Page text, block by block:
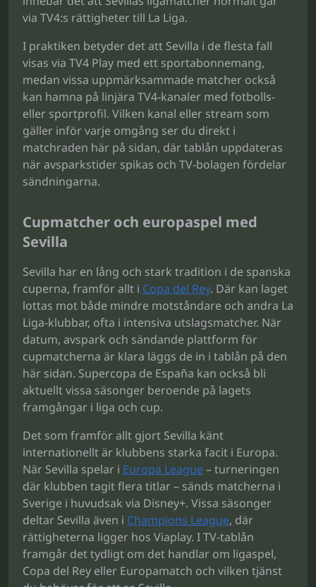
via TV4:s rättigheter till La Liga.
I praktiken betyder det att Sevilla i de flesta fall
visas via TV4 Play med ett sportabonnemang,
medan vissa uppmärksammade matcher också
kan hamna på linjära TV4-kanaler med fotbolls-
eller sportprofil. Vilken kanal eller stream som
gäller inför varje omgång ser du direkt i
matchraden här på sidan, där tablån uppdateras
när avsparkstider spikas och TV-bolagen fördelar
sändningarna.
Cupmatcher och europaspel med
Sevilla
Sevilla har en lång och stark tradition i de spanska
cuperna, framför allt i Copa del Rey. Där kan laget
lottas mot både mindre motståndare och andra La
Liga-klubbar, ofta i intensiva utslagsmatcher. När
datum, avspark och sändande plattform för
cupmatcherna är klara läggs de in i tablån på den
här sidan. Supercopa de España kan också bli
aktuellt vissa säsonger beroende på lagets
framgångar i liga och cup.
Det som framför allt gjort Sevilla känt
internationellt är klubbens starka facit i Europa.
När Sevilla spelar i Europa League– turneringen
där klubben tagit flera titlar – sänds matcherna i
Sverige i huvudsak via Disney+. Vissa säsonger
deltar Sevilla även i Champions League, där
rättigheterna ligger hos Viaplay. I TV-tablån
framgår det tydligt om det handlar om ligaspel,
Copa del Rey eller Europamatch och vilken tjänst